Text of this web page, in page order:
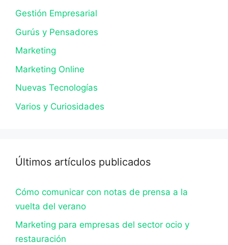
Gestión Empresarial
Gurús y Pensadores
Marketing
Marketing Online
Nuevas Tecnologías
Varios y Curiosidades
Últimos artículos publicados
Cómo comunicar con notas de prensa a la
vuelta del verano
Marketing para empresas del sector ocio y
restauración